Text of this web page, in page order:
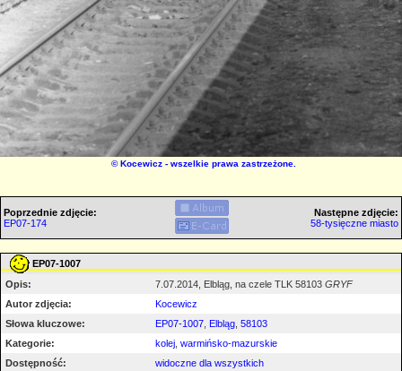
©Kocewicz - wszelkie prawa zastrzeżone.
Poprzednie zdjęcie:
EP07-174
Następne zdjęcie:
58-tysięczne miasto
EP07-1007
Opis:
7.07.2014, Elbląg, na czele TLK 58103 GRYF
Autor zdjęcia:
Kocewicz
Słowa kluczowe:
EP07-1007, Elbląg, 58103
Kategorie:
kolej, warmińsko-mazurskie
Dostępność:
widoczne dla wszystkich